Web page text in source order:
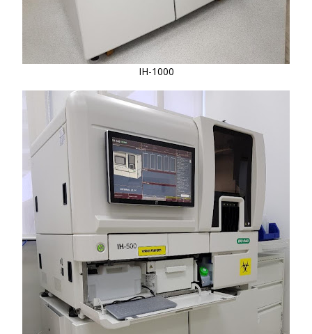
IH-1000